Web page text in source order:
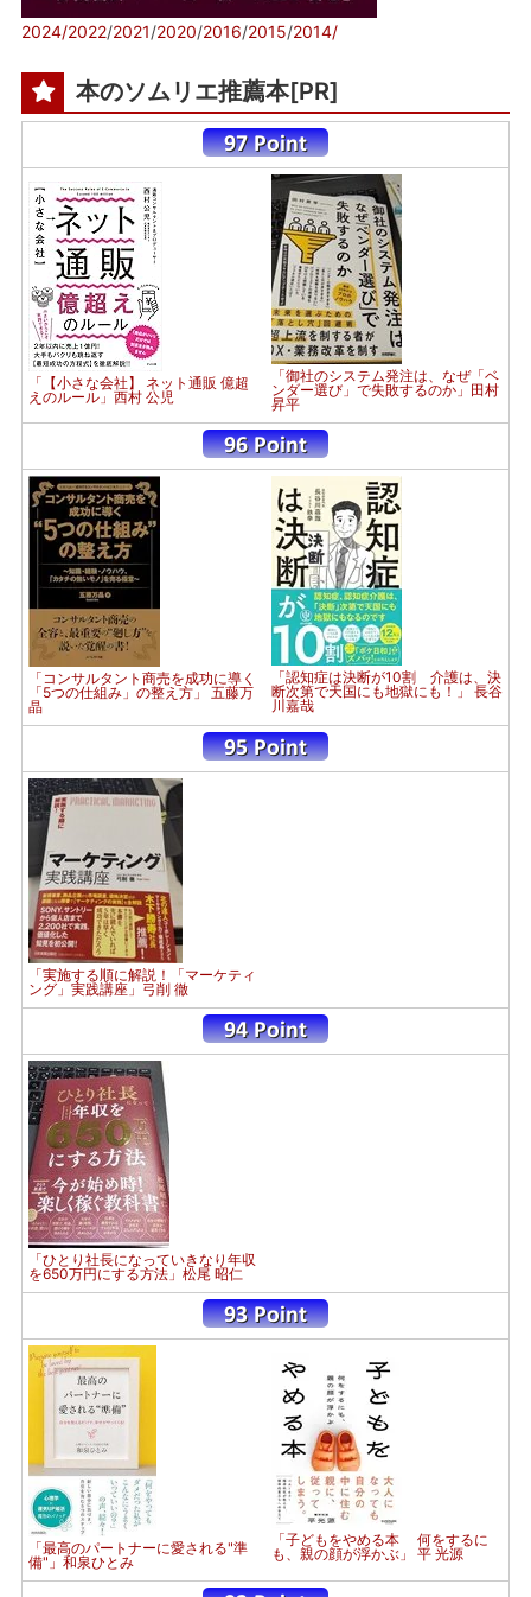
2024/2022/2021/2020/2016/2015/2014/
本のソムリエ推薦本[PR]
「【小さな会社】 ネット通販 億超
えのルール」西村 公児
「御社のシステム発注は、なぜ「ベ
ンダー選び」で失敗するのか」田村
昇平
「コンサルタント商売を成功に導く
「5つの仕組み」の整え方」 五藤万
晶
「認知症は決断が10割 介護は、決
断次第で天国にも地獄にも！」 長谷
川嘉哉
「実施する順に解説！「マーケティ
ング」実践講座」弓削 徹
「ひとり社長になっていきなり年収
を650万円にする方法」松尾 昭仁
「最高のパートナーに愛される"準
備"」和泉ひとみ
「子どもをやめる本 何をするに
も、親の顔が浮かぶ」 平 光源